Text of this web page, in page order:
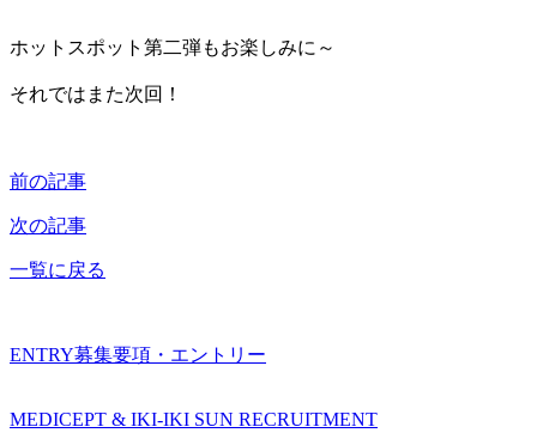
ホットスポット第二弾もお楽しみに～
それではまた次回！
前の記事
次の記事
一覧に戻る
ENTRY募集要項・エントリー
MEDICEPT & IKI-IKI SUN RECRUITMENT